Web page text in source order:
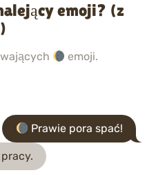
emoji? (z
emoji.
Prawie pora spać!